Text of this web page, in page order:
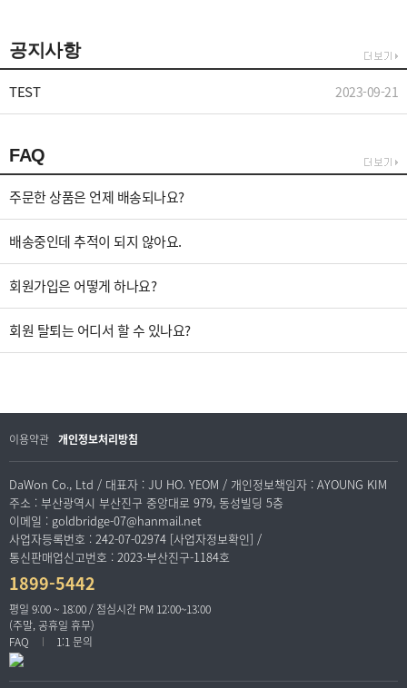
공지사항
TEST 2023-09-21
FAQ
주문한 상품은 언제 배송되나요?
배송중인데 추적이 되지 않아요.
회원가입은 어떻게 하나요?
회원 탈퇴는 어디서 할 수 있나요?
이용약관 개인정보처리방침
DaWon Co., Ltd / 대표자 : JU HO. YEOM / 개인정보책임자 : AYOUNG KIM
주소 : 부산광역시 부산진구 중앙대로 979, 동성빌딩 5층
이메일 : goldbridge-07@hanmail.net
사업자등록번호 : 242-07-02974 [사업자정보확인] /
통신판매업신고번호 : 2023-부산진구-1184호
1899-5442
평일 9:00 ~ 18:00 / 점심시간 PM 12:00~13:00
(주말, 공휴일 휴무)
FAQ
1:1 문의